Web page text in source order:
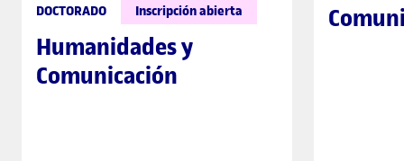
DOCTORADO
Inscripción abierta
Humanidades y
Comunicación